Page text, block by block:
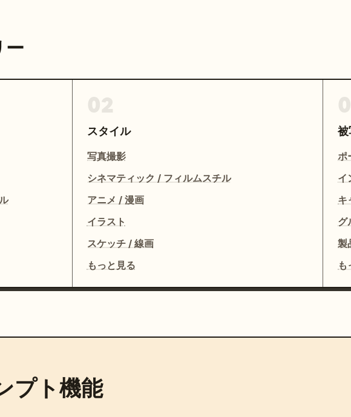
ー
スタイル
写真撮影
シネマティック / フィルムスチル
アニメ / 漫画
イラスト
スケッチ / 線画
もっと見る
被
ポ
イ
キ
グ
製
も
プト機能